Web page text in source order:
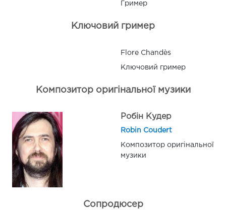
Гример
Ключовий гример
Flore Chandès
Ключовий гример
Композитор оригінальної музики
Робін Кудер
Robin Coudert
Композитор оригінальної
музики
Сопродюсер